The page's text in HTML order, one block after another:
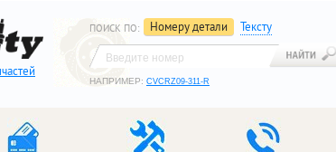
ПОИСК ПО: Номеру детали Тексту
НАПРИМЕР: CVCRZ09-311-R